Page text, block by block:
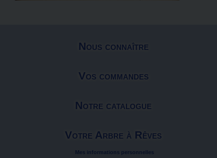
Nous connaître
Vos commandes
Notre catalogue
Votre Arbre à Rêves
Mes informations personnelles